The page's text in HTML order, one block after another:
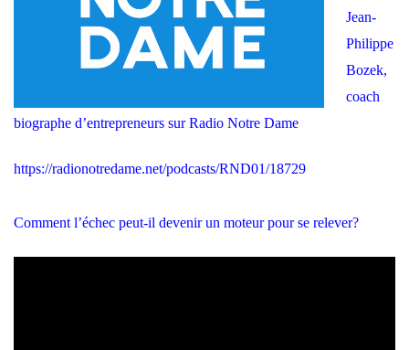
Jean-
Philippe
Bozek,
coach
biographe d’entrepreneurs sur Radio Notre Dame
https://radionotredame.net/podcasts/RND01/18729
Comment l’échec peut-il devenir un moteur pour se relever?